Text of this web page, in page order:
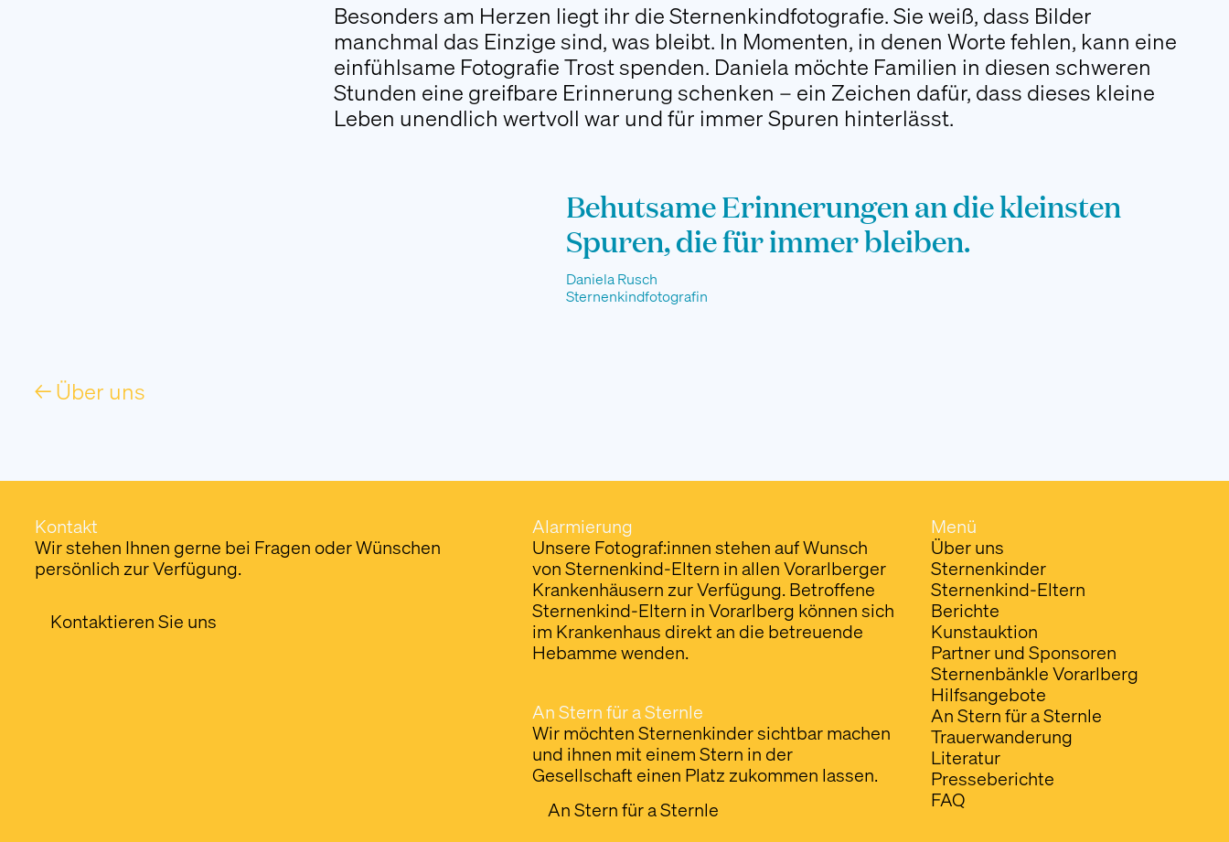
Besonders am Herzen liegt ihr die Sternenkindfotografie. Sie weiß, dass Bilder
manchmal das Einzige sind, was bleibt. In Momenten, in denen Worte fehlen, kann eine
einfühlsame Fotografie Trost spenden. Daniela möchte Familien in diesen schweren
Stunden eine greifbare Erinnerung schenken – ein Zeichen dafür, dass dieses kleine
Leben unendlich wertvoll war und für immer Spuren hinterlässt.
Behutsame Erinnerungen an die kleinsten
Spuren, die für immer bleiben.
Daniela Rusch
Sternenkindfotografin
← Über uns
Kontakt
Wir stehen Ihnen gerne bei Fragen oder Wünschen
persönlich zur Verfügung.
Kontaktieren Sie uns
Alarmierung
Unsere Fotograf:innen stehen auf Wunsch
von Sternenkind-Eltern in allen Vorarlberger
Krankenhäusern zur Verfügung. Betroffene
Sternenkind-Eltern in Vorarlberg können sich
im Krankenhaus direkt an die betreuende
Hebamme wenden.
An Stern für a Sternle
Wir möchten Sternenkinder sichtbar machen
und ihnen mit einem Stern in der
Gesellschaft einen Platz zukommen lassen.
An Stern für a Sternle
Menü
Über uns
Sternenkinder
Sternenkind-Eltern
Berichte
Kunstauktion
Partner und Sponsoren
Sternenbänkle Vorarlberg
Hilfsangebote
An Stern für a Sternle
Trauerwanderung
Literatur
Presseberichte
FAQ